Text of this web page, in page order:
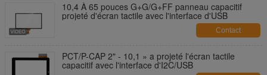
10,4 À 65 pouces G+G/G+FF panneau capacitif
projeté d'écran tactile avec l'interface d'USB
Contact
PCT/P-CAP 2" - 10,1 » a projeté l'écran tactile
capacitif avec l'interface d'I2C/USB